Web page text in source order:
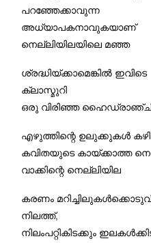
പറഞ്ഞേക്കാവുന്ന
അധ്യാപകനാവുകയാണ്
നെല്ലിയിലയിലെ മഞ്ഞ
ശ്രദ്ധിയ്ക്കാമെങ്കിൽ ഇവിടെ
ക്ലാസ്മുറി
ഒരു വിരിഞ്ഞ
എഴുത്തിന്റെ ഉലുക്കുകൾ
കവിതയുടെ കായ്ക്കാത്ത
വാക്കിന്റെ നെല്ലിയില
കരണം
നിലത്ത്,
നിലംപറ്റികിടക്കും